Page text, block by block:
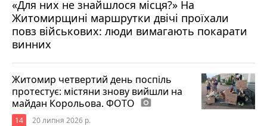
«Для них не знайшлося місця?» На
Житомирщині маршрутки двічі проїхали
повз військових: люди вимагають покарати
винних
17 липня 2026 р.
Житомир четвертий день поспіль
протестує: містяни знову вийшли на
майдан Корольова. ФОТО photo_camera
14 20 липня 2026 р.